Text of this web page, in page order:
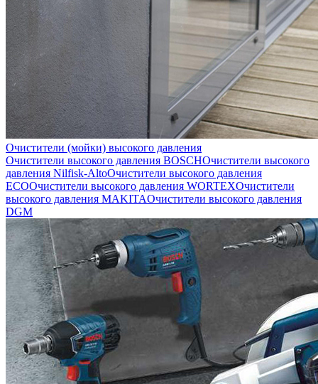
Очистители (мойки) высокого давления
Очистители высокого давления BOSCHОчистители высокого
давления Nilfisk-AltoОчистители высокого давления
ECOОчистители высокого давления WORTEXОчистители
высокого давления MAKITAОчистители высокого давления
DGM